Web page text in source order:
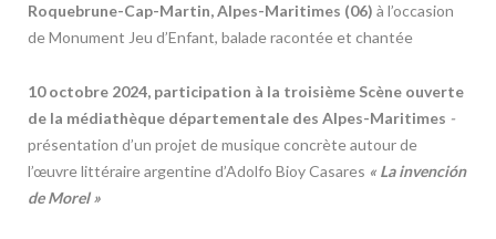
Roquebrune-Cap-Martin, Alpes-Maritimes (06) à l’occasion
de Monument Jeu d’Enfant, balade racontée et chantée
10 octobre 2024, participation à la troisième Scène ouverte
de la médiathèque départementale des Alpes-Maritimes -
présentation d’un projet de musique concrète autour de
l’œuvre littéraireargentine d’Adolfo Bioy Casares « La invención
de Morel »